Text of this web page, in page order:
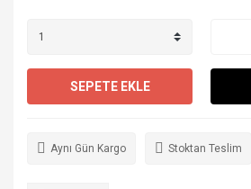
SEPETE EKLE
Aynı Gün Kargo Stoktan Teslim